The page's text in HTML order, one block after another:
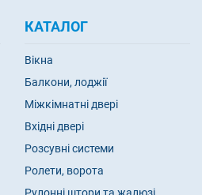
КАТАЛОГ
Вікна
Балкони, лоджії
Міжкімнатні двері
Вхідні двері
Розсувні системи
Ролети, ворота